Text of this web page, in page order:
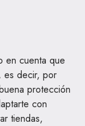
en cuenta que
es decir, por
protección
con
tiendas,